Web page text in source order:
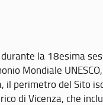
la 18esima
Mondiale
il perimetro del Sito
di Vicenza, che